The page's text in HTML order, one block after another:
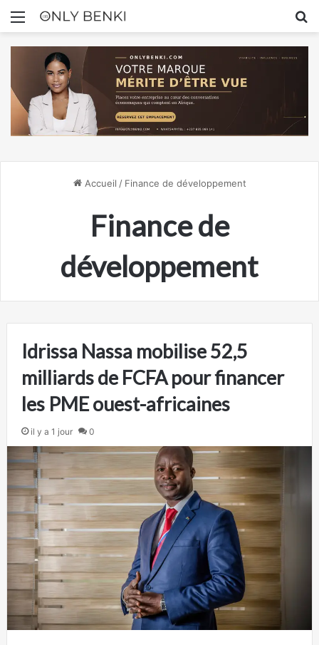
Menu
Accueil / Finance de développement
Finance de
développement
Idrissa Nassa mobilise 52,5
milliards de FCFA pour financer
les PME ouest-africaines
il y a 1 jour 0